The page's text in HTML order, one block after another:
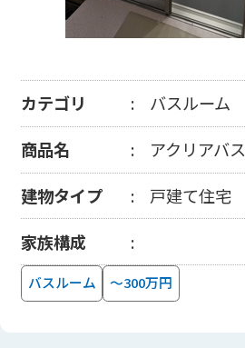
カテゴリ
バスルーム
商品名
アクリアバス
建物タイプ
戸建て住宅
家族構成
バスルーム ～300万円